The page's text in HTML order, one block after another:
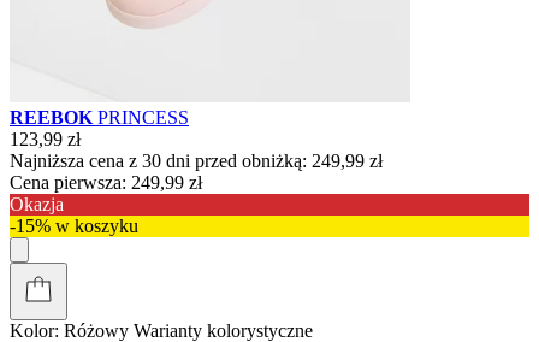
REEBOK PRINCESS
123,99 zł
Najniższa cena z 30 dni przed obniżką: 249,99 zł
Cena pierwsza: 249,99 zł
Okazja
-15% w koszyku
Kolor: Różowy Warianty kolorystyczne